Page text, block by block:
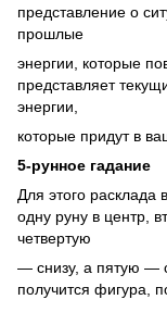
представление о
прошлые
энергии, которые
представляет
энергии,
которые придут в
5-рунное гадание
Для этого расклада
одну руну в центр,
четвертую
— снизу, а пятую —
получится фигура,